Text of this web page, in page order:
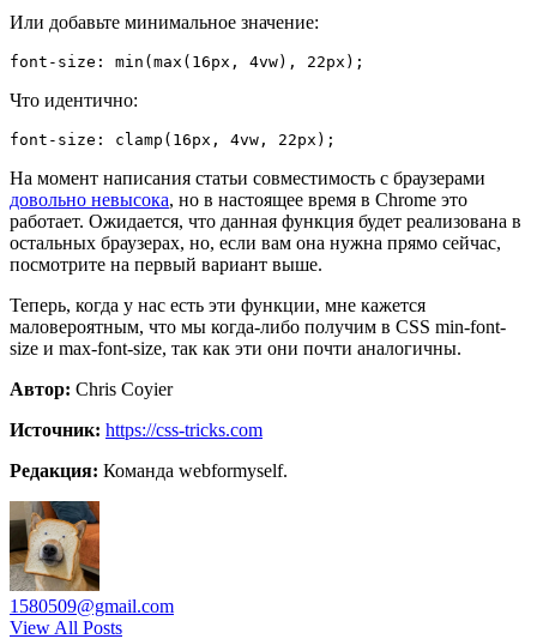
Или добавьте минимальное значение:
font-size: min(max(16px, 4vw), 22px);
Что идентично:
font-size: clamp(16px, 4vw, 22px);
На момент написания статьи совместимость с браузерами
довольно невысока, но в настоящее время в Chrome это
работает. Ожидается, что данная функция будет реализована в
остальных браузерах, но, если вам она нужна прямо сейчас,
посмотрите на первый вариант выше.
Теперь, когда у нас есть эти функции, мне кажется
маловероятным, что мы когда-либо получим в CSS min-font-
size и max-font-size, так как эти они почти аналогичны.
Автор: Chris Coyier
Источник: https://css-tricks.com
Редакция: Команда webformyself.
1580509@gmail.com
View All Posts